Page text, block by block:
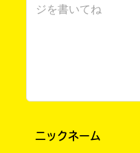
ニックネーム